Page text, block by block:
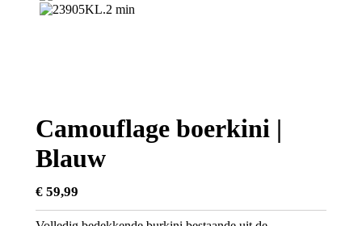
Camouflage boerkini |
Blauw
€ 59,99